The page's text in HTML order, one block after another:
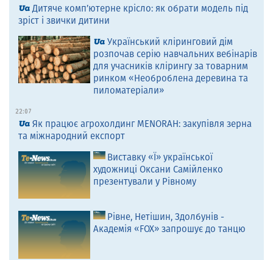
Дитяче комп’ютерне крісло: як обрати модель під
зріст і звички дитини
Український кліринговий дім
розпочав серію навчальних вебінарів
для учасників клірингу за товарним
ринком «Необроблена деревина та
пиломатеріали»
22:07
Як працює агрохолдинг MENORAH: закупівля зерна
та міжнародний експорт
Виставку «Ї» української
художниці Оксани Самійленко
презентували у Рівному
Рівне, Нетішин, Здолбунів -
Академія «FOX» запрошує до танцю